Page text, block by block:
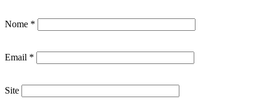
Nome *
Email *
Site